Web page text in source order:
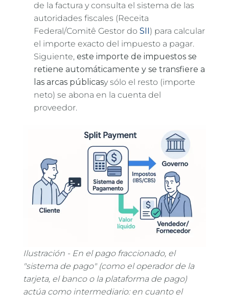
de la factura y consulta el sistema de las
autoridades fiscales (Receita
Federal/Comitê Gestor do SII ) para calcular
el importe exacto del impuesto a pagar.
Siguiente, este importe de impuestos se
retiene automáticamente y se transfiere a
las arcas públicasy sólo el resto (importe
neto) se abona en la cuenta del
proveedor.
Ilustración - En el pago fraccionado, el
"sistema de pago" (como el operador de la
tarjeta, el banco o la plataforma de pago)
actúa como intermediario: en cuanto el